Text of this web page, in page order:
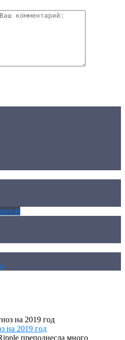
на 2019 год
преподнесла много